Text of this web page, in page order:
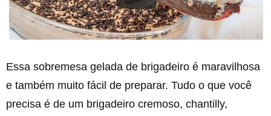
Essa sobremesa gelada de brigadeiro é maravilhosa
e também muito fácil de preparar. Tudo o que você
precisa é de um brigadeiro cremoso, chantilly,